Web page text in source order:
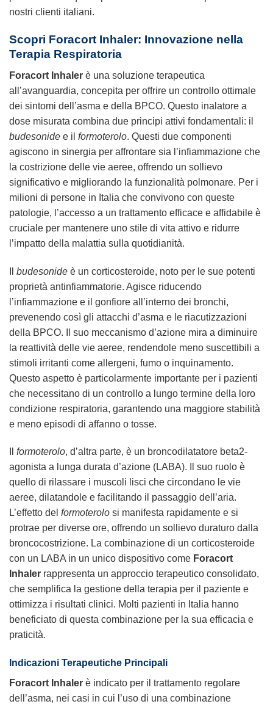
nostri clienti italiani.
Scopri Foracort Inhaler: Innovazione nella
Terapia Respiratoria
Foracort Inhaler è una soluzione terapeutica
all’avanguardia, concepita per offrire un controllo ottimale
dei sintomi dell’asma e della BPCO. Questo inalatore a
dose misurata combina due principi attivi fondamentali: il
budesonide e il formoterolo. Questi due componenti
agiscono in sinergia per affrontare sia l’infiammazione che
la costrizione delle vie aeree, offrendo un sollievo
significativo e migliorando la funzionalità polmonare. Per i
milioni di persone in Italia che convivono con queste
patologie, l’accesso a un trattamento efficace e affidabile è
cruciale per mantenere uno stile di vita attivo e ridurre
l’impatto della malattia sulla quotidianità.
budesonide è un corticosteroide, noto per le sue potenti
proprietà antinfiammatorie. Agisce riducendo
l’infiammazione e il gonfiore all’interno dei bronchi,
prevenendo così gli attacchi d’asma e le riacutizzazioni
della BPCO. Il suo meccanismo d’azione mira a diminuire
la reattività delle vie aeree, rendendole meno suscettibili a
stimoli irritanti come allergeni, fumo o inquinamento.
Questo aspetto è particolarmente importante per i pazienti
che necessitano di un controllo a lungo termine della loro
condizione respiratoria, garantendo una maggiore stabilità
e meno episodi di affanno o tosse.
formoterolo, d’altra parte, è un broncodilatatore beta2-
agonista a lunga durata d’azione (LABA). Il suo ruolo è
quello di rilassare i muscoli lisci che circondano le vie
aeree, dilatandole e facilitando il passaggio dell’aria.
L’effetto del formoterolo si manifesta rapidamente e si
protrae per diverse ore, offrendo un sollievo duraturo dalla
broncocostrizione. La combinazione di un corticosteroide
con un LABA in un unico dispositivo come Foracort
Inhaler rappresenta un approccio terapeutico consolidato,
che semplifica la gestione della terapia per il paziente e
ottimizza i risultati clinici. Molti pazienti in Italia hanno
beneficiato di questa combinazione per la sua efficacia e
praticità.
Indicazioni Terapeutiche Principali
Foracort Inhaler è indicato per il trattamento regolare
dell’asma, nei casi in cui l’uso di una combinazione